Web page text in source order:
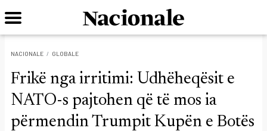
NACIONALE GLOBALE
Frikë nga irritimi: Udhëheqësit e
NATO-s pajtohen që të mos ia
përmendin Trumpit Kupën e Botës